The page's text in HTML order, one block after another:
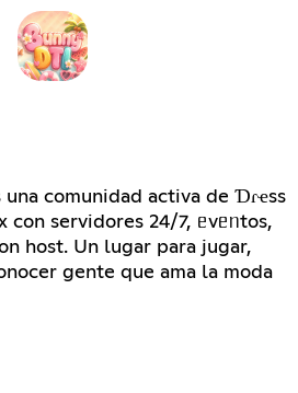
comunidad activa de Ɗɾҽss
con servidores 24/7, ᥱvᥱᥒtos,
host. Un lugar para jugar,
gente que ama la moda